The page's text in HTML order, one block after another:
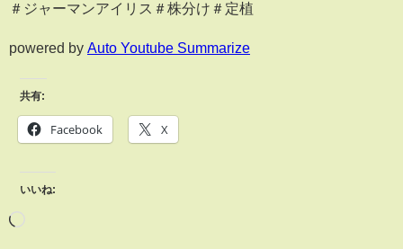
＃ジャーマンアイリス＃株分け＃定植
powered by Auto Youtube Summarize
共有:
Facebook X
いいね: